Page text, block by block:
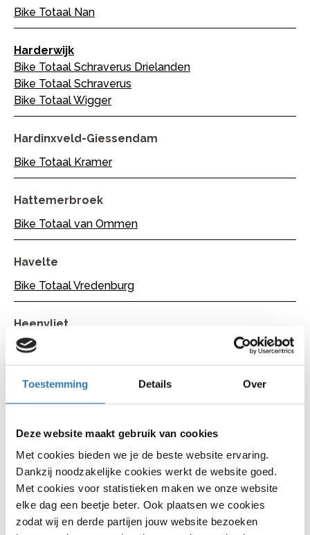
Toestemming Details Over
Deze website maakt gebruik van cookies
Met cookies bieden we je de beste website ervaring.
Dankzij noodzakelijke cookies werkt de website goed.
Met cookies voor statistieken maken we onze website
elke dag een beetje beter. Ook plaatsen we cookies
zodat wij en derde partijen jouw website bezoeken
Bike Totaal Nan
Harderwijk
Bike Totaal Schraverus Drielanden
Bike Totaal Schraverus
Bike Totaal Wigger
Hardinxveld-Giessendam
Bike Totaal Kramer
Hattemerbroek
Bike Totaal van Ommen
Havelte
Bike Totaal Vredenburg
Heenvliet
Bike Totaal Leensvaart
Heerenveen
Bike Totaal Chris Jacobs
Bike Totaal Bliek
Hillegom